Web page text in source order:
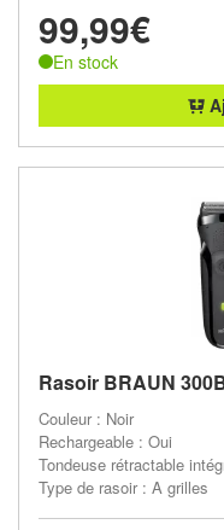
99,99€
En stock
Rasoir BRAUN
Couleur : Noir
Rechargeable : Oui
Tondeuse rétractable
Type de rasoir : A grilles